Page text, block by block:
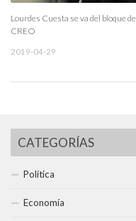
Lourdes Cuesta se va del bloque de
CREO
2019-04-29
CATEGORÍAS
Política
Economía